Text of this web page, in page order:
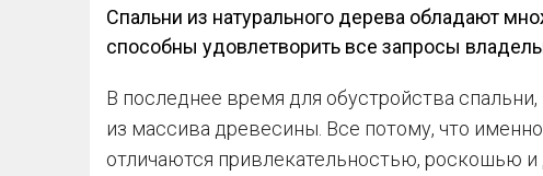
Спальни из натурального дерева обладают
способны удовлетворить все запросы
В последнее время для обустройства
из массива древесины. Все потому, что
отличаются привлекательностью, роскошью